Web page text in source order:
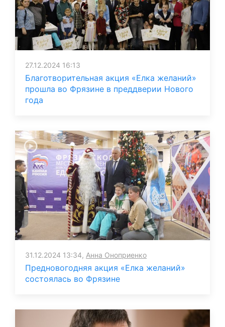
27.12.2024 16:13
Благотворительная акция «Елка желаний»
прошла во Фрязине в преддверии Нового
года
31.12.2024 13:34, Анна Оноприенко
Предновогодняя акция «Елка желаний»
состоялась во Фрязине